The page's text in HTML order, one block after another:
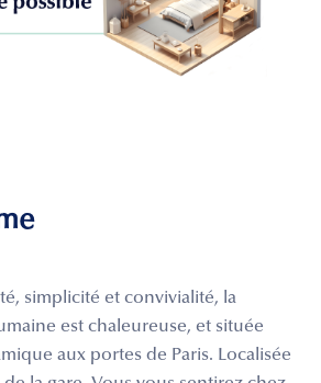
simplicité et convivialité, la
est chaleureuse, et située
aux portes de Paris. Localisée